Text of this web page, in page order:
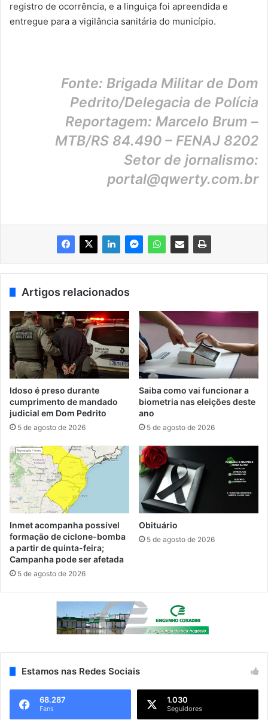
registro de ocorrência, e a linguiça foi apreendida e
entregue para a vigilância sanitária do município.
Fonte: Brigada Militar de Dom
Pedrito/Delegacia de Polícia
Reportagem: Marcelo Brum –
MTB/RS 84.490 – FENAJ 8202
Setor de jornalismo:
portal@qwerty.com.br
Artigos relacionados
Idoso é preso durante
cumprimento de mandado
judicial em Dom Pedrito
5 de agosto de 2026
Saiba como vai funcionar a
biometria nas eleições deste
ano
5 de agosto de 2026
Inmet acompanha possível
formação de ciclone-bomba
a partir de quinta-feira;
Campanha pode ser afetada
5 de agosto de 2026
Obituário
5 de agosto de 2026
Estamos nas Redes Sociais
68.287
Fans
1.030
Seguidores